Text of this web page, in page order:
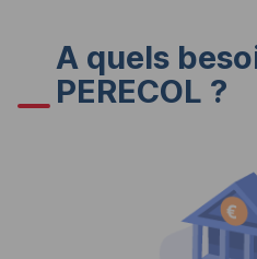
A quels
PERECOL ?